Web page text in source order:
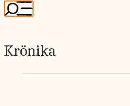
Krönika